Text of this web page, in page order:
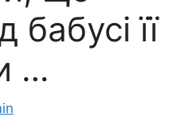
бабусі її
…